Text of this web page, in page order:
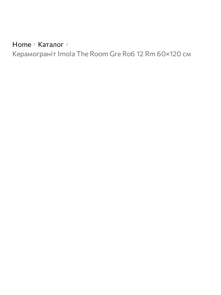
Home / Каталог /
Керамограніт Imola The Room Gre Ro6 12 Rm 60×120 см